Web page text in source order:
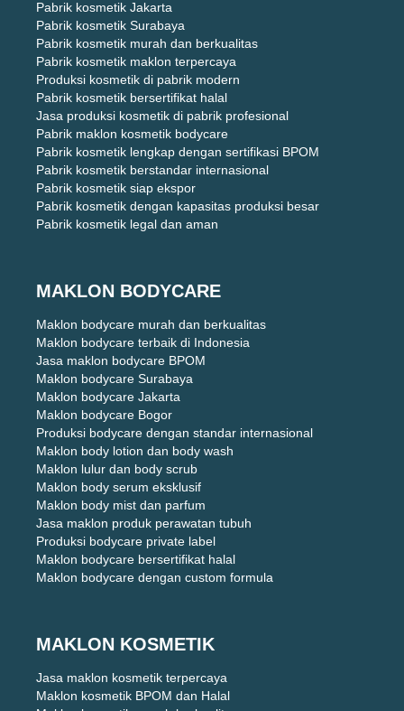
Pabrik kosmetik Jakarta
Pabrik kosmetik Surabaya
Pabrik kosmetik murah dan berkualitas
Pabrik kosmetik maklon terpercaya
Produksi kosmetik di pabrik modern
Pabrik kosmetik bersertifikat halal
Jasa produksi kosmetik di pabrik profesional
Pabrik maklon kosmetik bodycare
Pabrik kosmetik lengkap dengan sertifikasi BPOM
Pabrik kosmetik berstandar internasional
Pabrik kosmetik siap ekspor
Pabrik kosmetik dengan kapasitas produksi besar
Pabrik kosmetik legal dan aman
MAKLON BODYCARE
Maklon bodycare murah dan berkualitas
Maklon bodycare terbaik di Indonesia
Jasa maklon bodycare BPOM
Maklon bodycare Surabaya
Maklon bodycare Jakarta
Maklon bodycare Bogor
Produksi bodycare dengan standar internasional
Maklon body lotion dan body wash
Maklon lulur dan body scrub
Maklon body serum eksklusif
Maklon body mist dan parfum
Jasa maklon produk perawatan tubuh
Produksi bodycare private label
Maklon bodycare bersertifikat halal
Maklon bodycare dengan custom formula
MAKLON KOSMETIK
Jasa maklon kosmetik terpercaya
Maklon kosmetik BPOM dan Halal